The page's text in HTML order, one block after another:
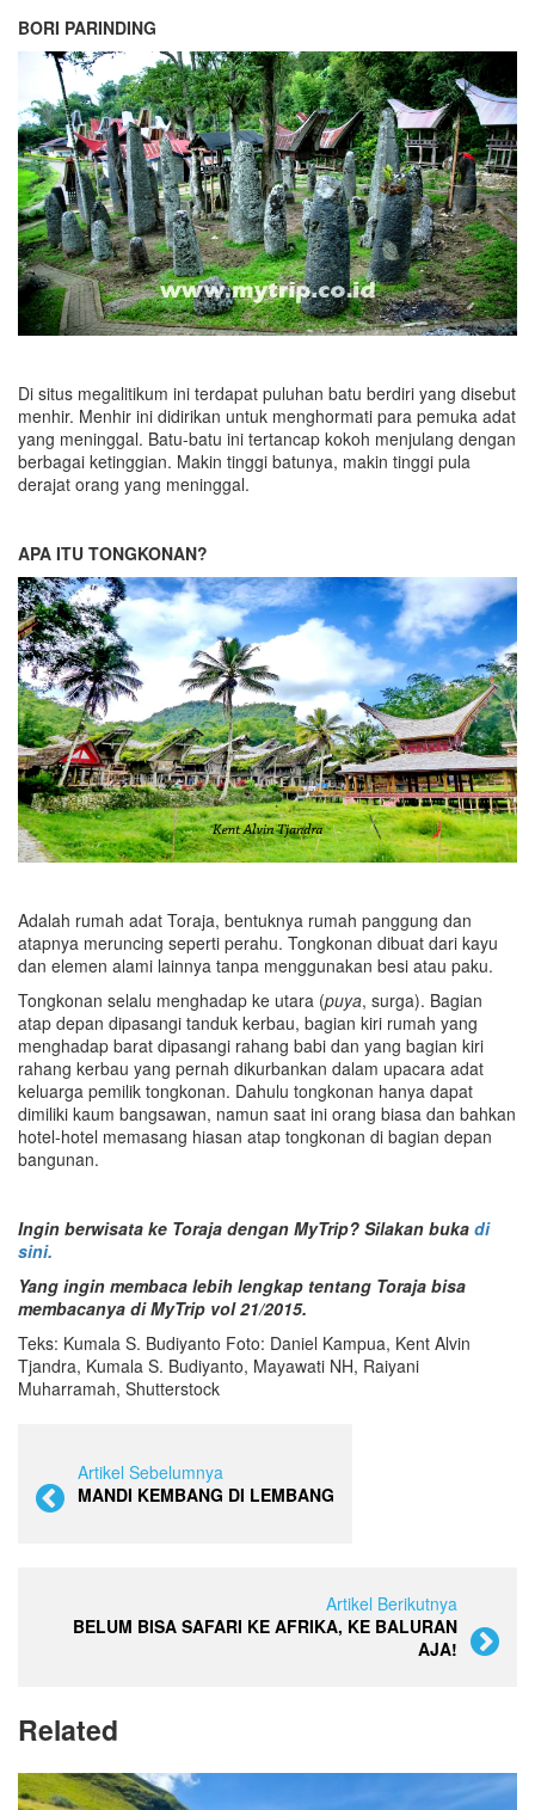
BORI PARINDING
Di situs megalitikum ini terdapat puluhan batu berdiri yang disebut
menhir. Menhir ini didirikan untuk menghormati para pemuka adat
yang meninggal. Batu-batu ini tertancap kokoh menjulang dengan
berbagai ketinggian. Makin tinggi batunya, makin tinggi pula
derajat orang yang meninggal.
APA ITU TONGKONAN?
Adalah rumah adat Toraja, bentuknya rumah panggung dan
atapnya meruncing seperti perahu. Tongkonan dibuat dari kayu
dan elemen alami lainnya tanpa menggunakan besi atau paku.
Tongkonan selalu menghadap ke utara (puya, surga). Bagian
atap depan dipasangi tanduk kerbau, bagian kiri rumah yang
menghadap barat dipasangi rahang babi dan yang bagian kiri
rahang kerbau yang pernah dikurbankan dalam upacara adat
keluarga pemilik tongkonan. Dahulu tongkonan hanya dapat
dimiliki kaum bangsawan, namun saat ini orang biasa dan bahkan
hotel-hotel memasang hiasan atap tongkonan di bagian depan
bangunan.
Ingin berwisata ke Toraja dengan MyTrip? Silakan buka di
sini.
Yang ingin membaca lebih lengkap tentang Toraja bisa
membacanya di MyTrip vol 21/2015.
Teks: Kumala S. Budiyanto Foto: Daniel Kampua, Kent Alvin
Tjandra, Kumala S. Budiyanto, Mayawati NH, Raiyani
Muharramah, Shutterstock
Artikel Sebelumnya
MANDI KEMBANG DI LEMBANG
Artikel Berikutnya
BELUM BISA SAFARI KE AFRIKA, KE BALURAN
AJA!
Related